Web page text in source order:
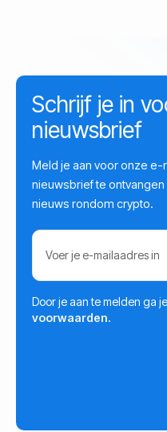
Schrijf je in
nieuwsbrief
Meld je aan voor onze
nieuwsbrief te
nieuws rondom crypto.
Door je aan te melden ga
voorwaarden.